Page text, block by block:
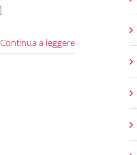
Continua a leggere